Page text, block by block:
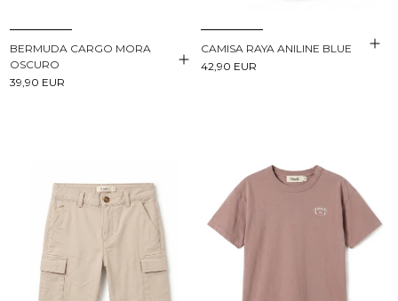
BERMUDA CARGO MORA
OSCURO
39,90 EUR
CAMISA RAYA ANILINE BLUE
42,90 EUR